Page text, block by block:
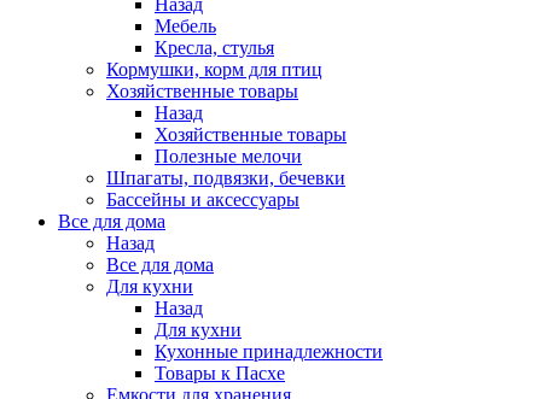
Назад
Мебель
Кресла, стулья
Кормушки, корм для птиц
Хозяйственные товары
Назад
Хозяйственные товары
Полезные мелочи
Шпагаты, подвязки, бечевки
Бассейны и аксессуары
Все для дома
Назад
Все для дома
Для кухни
Назад
Для кухни
Кухонные принадлежности
Товары к Пасхе
Емкости для хранения